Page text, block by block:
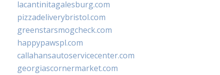
lacantinitagalesburg.com
pizzadeliverybristol.com
greenstarsmogcheck.com
happypawspl.com
callahansautoservicecenter.com
georgiascornermarket.com